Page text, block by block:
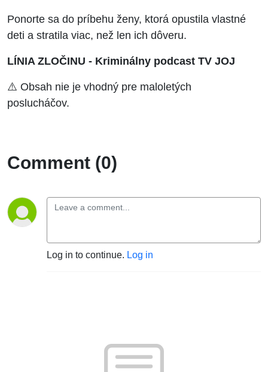
Ponorte sa do príbehu ženy, ktorá opustila vlastné
deti a stratila viac, než len ich dôveru.
LÍNIA ZLOČINU - Kriminálny podcast TV JOJ
⚠️ Obsah nie je vhodný pre maloletých
poslucháčov.
Comment (0)
Log in to continue. Log in